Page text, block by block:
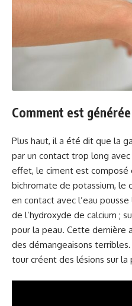
Comment est
Plus haut, il a été dit que la
par un contact trop long
effet, le ciment est composé
bichromate de potassium, le
en contact avec l’eau
de l’hydroxyde de calcium ;
pour la peau. Cette dernière
des démangeaisons
tour créent des lésions sur la